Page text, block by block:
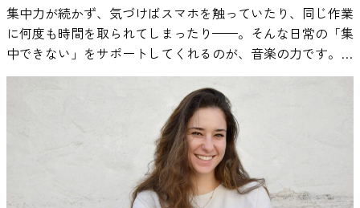
クを活性化させることが知られています。 こうした神経活
動の変化が、自律神経系の調整やホルモン分泌などの生理反
応と関連する可能性があると考えられています。音楽が人間
のストレス反応に与える影響については現在も研究が続けら
れており、脳・神経・内分泌系の相互作用の観点から理解が
については、多くの研究が行われていますが、すべての音楽
が同じように作用するわけではありません。研究では、音楽
のテンポや音響的特徴、さらに個人の音楽嗜好などが心理的
BGMの科学的な選び方 作業用BGMの効果は、単に「どのジ
ャンルが良いか」という問題ではありません。研究を踏まえ
ると、生産性に影響するのはジャンルよりも、音楽が持つ構
造的な特性と作業内容との適合性です。 音楽は気分や覚醒
水準に影響を与える一方で、同時に認知資源も消費します。
そのため、生産性を高める作業用BGMを選ぶには、「気分
への作用」と「認知負荷」の両方を考慮する必要がありま
る音楽が集中を妨げる可能性があるのは、感覚的な問題では
なく、認知心理学で説明されています。 人のワーキングメ
十分に上がらないことが集中困難の一因であるなら、外部か
らの音刺激がその水準を補う可能性がある、という仮説が立
てられます。音楽や一定の雑音が研究対象になってきたの
ズを流した条件と静かな条件で記憶課題を実施し、ADHD傾
向のある子どもでは、一定レベルのノイズ下で成績が向上し
たと報告しました。一方で、定型発達の子どもでは同じノイ
ズが成績向上につながらない、あるいは低下する場合もあっ
より、入眠までの時間が短くなり、睡眠の深さも増す可能性
が示されています。 また、脳波にも影響があることがわか
っており、リラックスに関連する「α波」やさらに深いリラ
ックス状態に関与する「θ（シータ）波」が増えることで、
眠りにつながる脳の状態が整う助けになるとされています。
参考：Bernardi, L., Porta, C., & Sleight, P. (2006).
Cardiovascular, cerebrovascular, and respiratory changes
induced by different types of music in musicians and
nonmusicians. Heart, 92(4), 445–452.
https://pubmed.ncbi.nlm.nih.gov/16199412/ リラックスを促
集中力が続かず、気づけばスマホを触っていたり、同じ作業
に何度も時間を取られてしまったり——。そんな日常の「集
中できない」をサポートしてくれるのが、音楽の力です。最
近では、ただのBGMではなく脳波に基づいて開発された“科
学的に実証された音楽”が注目されています。 本記事では、
研究データや脳科学の知見をもとに、集中力を高める音楽の
選び方を「5つのポイント」に整理して解説します。あわせ
て、効果が実証された音楽サービス「VIE Tunes」など、具
体的な活用法も紹介します。 ポイント① 集中力が高まる音
楽とは？【脳波が変化する】 音楽が集中力に与える影響